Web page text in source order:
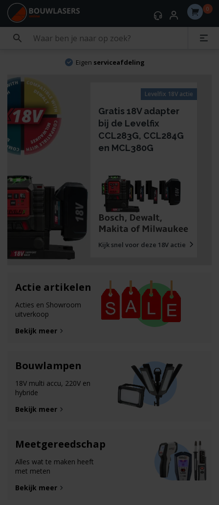
0
Eigen serviceafdeling
Gratis 18V adapter
bij de Levelfix
CCL283G, CCL284G
en MCL380G
Kijk snel voor deze 18V actie
Levelfix 18V actie
Actie artikelen
Acties en Showroom
uitverkoop
Bekijk meer
Bouwlampen
18V multi accu, 220V en
hybride
Bekijk meer
Meetgereedschap
Alles wat te maken heeft
met meten
Bekijk meer